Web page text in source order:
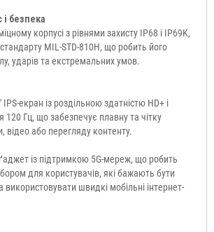
безпека
корпусі з рівнями захисту IP68 і IP69K,
MIL-STD-810H, що робить його
ударів та екстремальних умов.
екран із роздільною здатністю HD+ і
120 Гц, що забезпечує плавну та чітку
відео або перегляду контенту.
із підтримкою 5G-мереж, що робить
для користувачів, які бажають бути
швидкі мобільні інтернет-